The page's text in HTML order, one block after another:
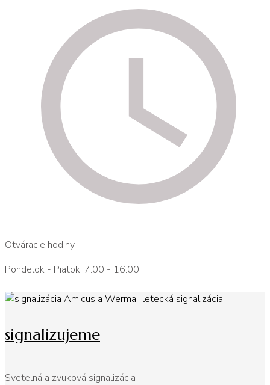
Otváracie hodiny
Pondelok - Piatok: 7:00 - 16:00
signalizujeme
Svetelná a zvuková signalizácia